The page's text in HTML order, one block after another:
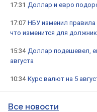
17:31 Доллар и евро
17:07 НБУ изменил правила
что изменится для
15:34 Доллар подешевел,
августа
10:34 Курс валют на 5
Все новости